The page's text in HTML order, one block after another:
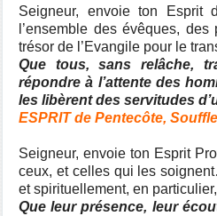
Seigneur, envoie ton Esprit
l’ensemble des évêques,
trésor de l’Evangile pour le
Que tous, sans relâche,
répondre à l’attente des
les libèrent des servitudes
ESPRIT de Pentecôte,
Seigneur, envoie ton Esprit
ceux, et celles qui les
et spirituellement, en
Que leur présence, leur